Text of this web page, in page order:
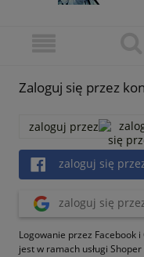
Zaloguj się przez
zaloguj przez
zaloguj się
zaloguj się
Logowanie przez Facebook
jest w ramach usługi Shoper